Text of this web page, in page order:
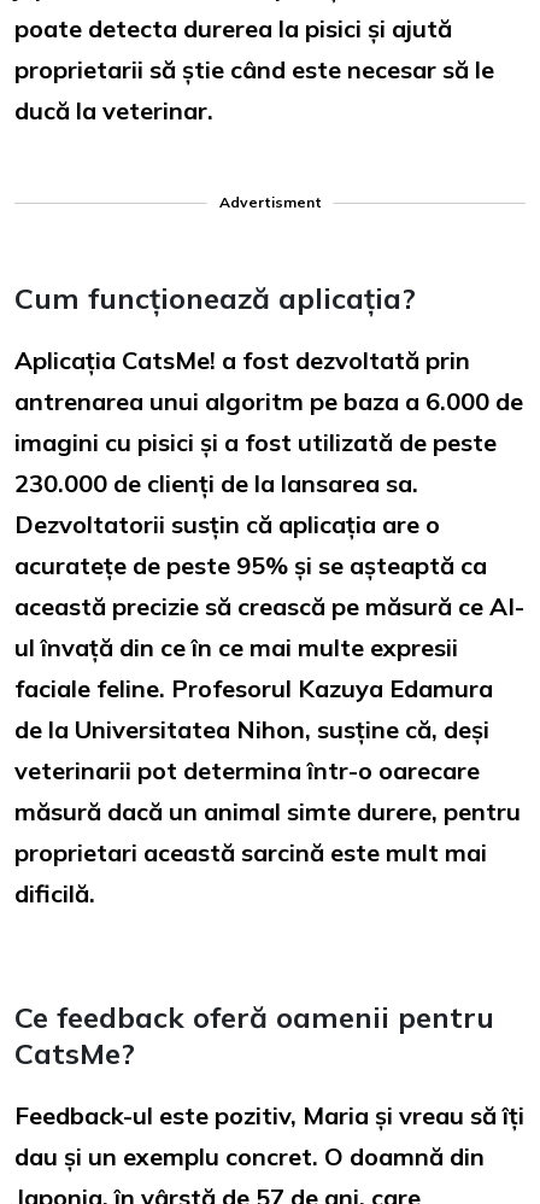
poate detecta durerea la pisici și ajută
proprietarii să știe când este necesar să le
ducă la veterinar.
Advertisment
Cum funcționează aplicația?
Aplicația CatsMe! a fost dezvoltată prin
antrenarea unui algoritm pe baza a 6.000 de
imagini cu pisici și a fost utilizată de peste
230.000 de clienți de la lansarea sa.
Dezvoltatorii susțin că aplicația are o
acuratețe de peste 95% și se așteaptă ca
această precizie să crească pe măsură ce AI-
ul învață din ce în ce mai multe expresii
faciale feline. Profesorul Kazuya Edamura
de la Universitatea Nihon, susține că, deși
veterinarii pot determina într-o oarecare
măsură dacă un animal simte durere, pentru
proprietari această sarcină este mult mai
dificilă.
Ce feedback oferă oamenii pentru
CatsMe?
Feedback-ul este pozitiv, Maria și vreau să îți
dau și un exemplu concret. O doamnă din
Japonia, în vârstă de 57 de ani, care